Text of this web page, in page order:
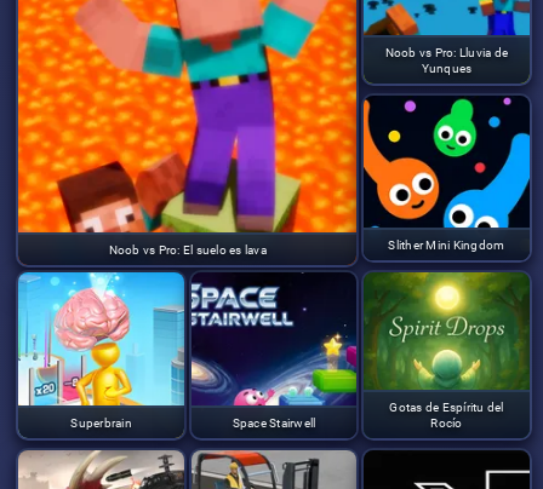
Noob vs Pro: El suelo es lava
Noob vs Pro: Lluvia de
Yunques
Slither Mini Kingdom
Superbrain Space Stairwell
Gotas de Espíritu del
Rocío